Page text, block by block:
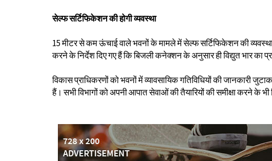
सेल्फ सर्टिफिकेशन की होगी व्यवस्था
15 मीटर से कम ऊंचाई वाले भवनों के मामले में सेल्फ सर्टिफिकेशन की व्यवस्था
करने के निर्देश दिए गए हैं कि बिजली कनेक्शन के अनुसार ही विद्युत भार का
विकास प्राधिकरणों को भवनों में व्यावसायिक गतिविधियों की जानकारी
हैं। सभी विभागों को अपनी आपात सेवाओं की तैयारियों की समीक्षा करने के भी